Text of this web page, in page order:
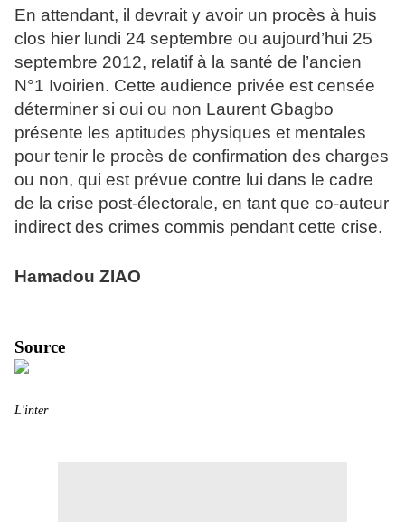
En attendant, il devrait y avoir un procès à huis
clos hier lundi 24 septembre ou aujourd’hui 25
septembre 2012, relatif à la santé de l’ancien
N°1 Ivoirien. Cette audience privée est censée
déterminer si oui ou non Laurent Gbagbo
présente les aptitudes physiques et mentales
pour tenir le procès de confirmation des charges
ou non, qui est prévue contre lui dans le cadre
de la crise post-électorale, en tant que co-auteur
indirect des crimes commis pendant cette crise.
Hamadou ZIAO
Source
L'inter